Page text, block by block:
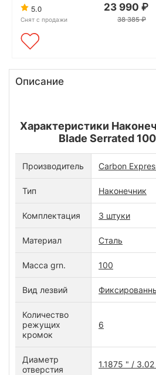
5.0
Снят с продажи
23 990
38 385
Описание
Характеристики
Blade Serrated
Производитель Carbon
Тип Наконечник
Комплектация 3 штуки
Материал Сталь
Масса grn. 100
Вид лезвий
Количество
режущих
кромок
6
Диаметр
отверстия
1.1875 " /